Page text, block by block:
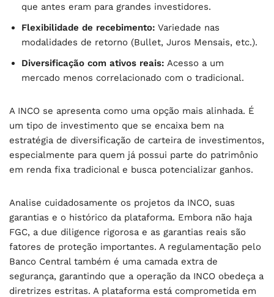
que antes eram para grandes investidores.
Flexibilidade de recebimento: Variedade nas
modalidades de retorno (Bullet, Juros Mensais, etc.).
Diversificação com ativos reais: Acesso a um
mercado menos correlacionado com o tradicional.
A INCO se apresenta como uma opção mais alinhada. É
um tipo de investimento que se encaixa bem na
estratégia de diversificação de carteira de investimentos,
especialmente para quem já possui parte do patrimônio
em renda fixa tradicional e busca potencializar ganhos.
Analise cuidadosamente os projetos da INCO, suas
garantias e o histórico da plataforma. Embora não haja
FGC, a due diligence rigorosa e as garantias reais são
fatores de proteção importantes. A regulamentação pelo
Banco Central também é uma camada extra de
segurança, garantindo que a operação da INCO obedeça a
diretrizes estritas. A plataforma está comprometida em